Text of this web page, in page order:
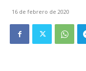
16 de febrero de 2020